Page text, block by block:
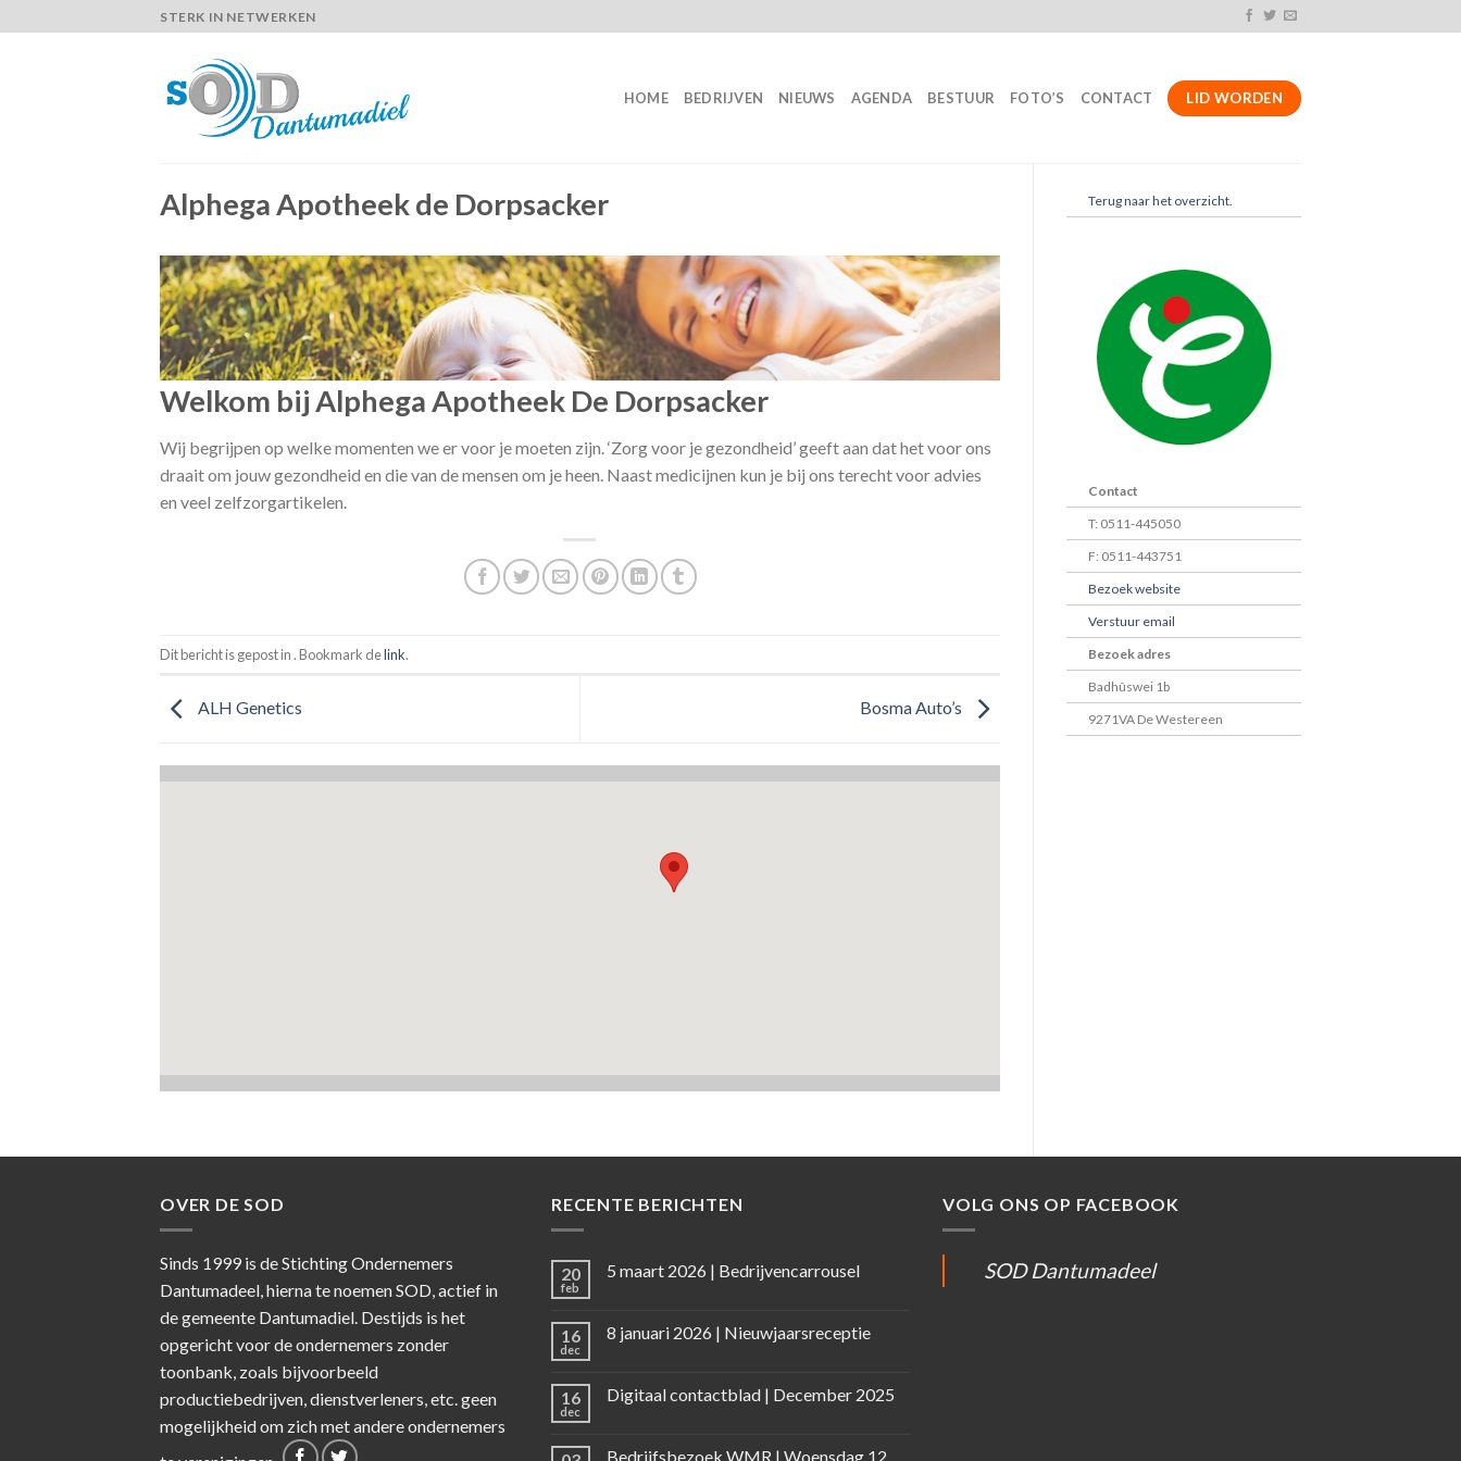
to
STERK IN NETWERKEN
HOME BEDRIJVEN NIEUWS AGENDA BESTUUR FOTO’S CONTACT LID WORDEN
Alphega Apotheek de Dorpsacker
Welkom bij Alphega Apotheek De Dorpsacker
Wij begrijpen op welke momenten we er voor je moeten zijn. ‘Zorg voor je gezondheid’ geeft aan dat het voor ons
draait om jouw gezondheid en die van de mensen om je heen. Naast medicijnen kun je bij ons terecht voor advies
en veel zelfzorgartikelen.
Dit bericht is gepost in . Bookmark delink.
ALH Genetics Bosma Auto’s
Terug naar het overzicht.
Contact
T: 0511-445050
F: 0511-443751
Bezoek website
Verstuur email
Bezoek adres
Badhûswei 1b
9271VA De Westereen
OVER DE SOD
Sinds 1999 is de Stichting Ondernemers
Dantumadeel, hierna te noemen SOD, actief in
de gemeente Dantumadiel. Destijds is het
opgericht voor de ondernemers zonder
toonbank, zoals bijvoorbeeld
productiebedrijven, dienstverleners, etc. geen
mogelijkheid om zich met andere ondernemers
RECENTE BERICHTEN
20
feb
5 maart 2026 | Bedrijvencarrousel
16
dec
8 januari 2026 | Nieuwjaarsreceptie
16
dec
Digitaal contactblad | December 2025
Bedrijfsbezoek WMR | Woensdag 12
VOLG ONS OP FACEBOOK
SOD Dantumadeel